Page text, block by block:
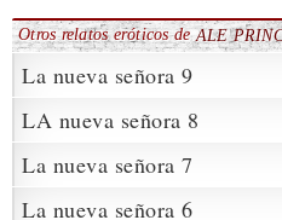
Otros relatos eróticos deALE
La nueva señora 9
LA nueva señora 8
La nueva señora 7
La nueva señora 6